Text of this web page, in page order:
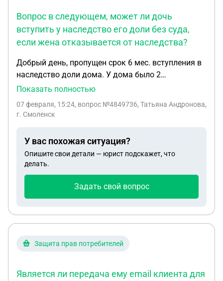
судебными тяжбами.Отвратительный магазин и
ужасная продукция эконом вариант. Подскажите
пожалуйста,как поступить в данной ситуации? тут
обвинили,мы выезжали два раза на осмотры и
регулировку,дали рекомендации. Его оценочное
мнение что продукция эконом. Такие слова как
конторка,являются ли оскорблением? Г.Иваново
Вопрос в следующем, может ли дочь
вступить у наследство его доли без суда,
если жена отказывается от наследства?
Добрый день, пропущен срок 6 мес. вступления в
наследство доли дома. У дома было 2
собственника в трех долях, отец - у него одна доля
получается на его долю 2 наследника, жена и
жена отказывается от наследства?
Показать полностью
07 февраля, 15:24, вопрос №4849736, Татьяна Андронова,
г. Смоленск
У вас похожая ситуация?
Опишите свои детали — юрист подскажет, что
делать.
Задать свой вопрос
Защита прав потребителей
Является ли передача ему email клиента для